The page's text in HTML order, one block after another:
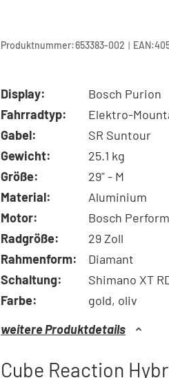
Produktnummer:653383-002 | EAN:
Display:
Bosch Purion
Fahrradtyp:
Elektro-
Gabel:
SR Suntour
Gewicht:
25.1 kg
Größe:
29" - M
Material:
Aluminium
Motor:
Bosch
Radgröße:
29 Zoll
Rahmenform:
Diamant
Schaltung:
Shimano XT
Farbe:
gold, oliv
weitere Produktdetails
Cube Reaction